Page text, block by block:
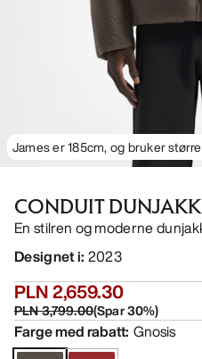
James er 185cm, og bruker
CONDUIT
En stilren og moderne
Designet i: 2023
PLN 2,659.30
PLN 3,799.00(Spar30%)
Farge med rabatt: Gnosis